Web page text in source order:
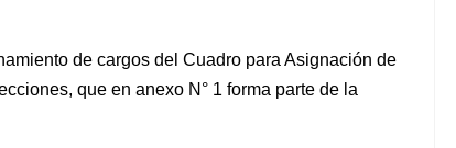
de cargos del Cuadro para Asignación de
que en anexo N° 1 forma parte de la